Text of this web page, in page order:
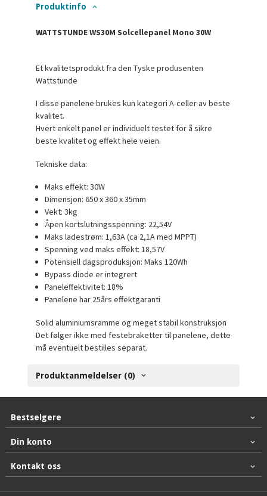
Produktinfo
WATTSTUNDE WS30M Solcellepanel Mono 30W
Et kvalitetsprodukt fra den Tyske produsenten
Wattstunde
I disse panelene brukes kun kategori A-celler av beste
kvalitet.
Hvert enkelt panel er individuelt testet for å sikre
beste kvalitet og effekt hele veien.
Tekniske data:
Maks effekt: 30W
Dimensjon: 650 x 360 x 35mm
Vekt: 3kg
Åpen kortslutningsspenning: 22,54V
Maks ladestrøm: 1,63A (ca 2,1A med MPPT)
Spenning ved maks effekt: 18,57V
Potensiell dagsproduksjon: Maks 120Wh
Bypass diode er integrert
Paneleffektivitet: 18%
Panelene har 25års effektgaranti
Solid aluminiumsramme og meget stabil konstruksjon
Det følger ikke med festebraketter til panelene, dette
må eventuelt bestilles separat.
Produktanmeldelser (0)
Bestselgere
Din konto
Kontakt oss